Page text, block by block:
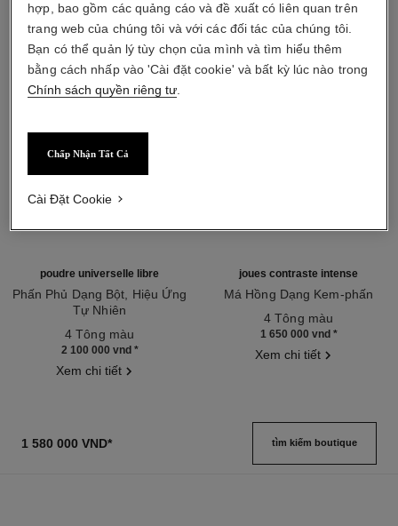
poudre universelle libre
Phấn Phủ Dạng Bột, Hiệu Ứng
Tự Nhiên
4 Tông màu
2 100 000 vnd *
Xem chi tiết
joues contraste intense
Má Hồng Dạng Kem-phấn
4 Tông màu
1 650 000 vnd *
Xem chi tiết
1 580 000 VND* tìm kiếm boutique
hợp, bao gồm các quảng cáo và đề xuất có liên quan trên
trang web của chúng tôi và với các đối tác của chúng tôi.
Bạn có thể quản lý tùy chọn của mình và tìm hiểu thêm
bằng cách nhấp vào 'Cài đặt cookie' và bất kỳ lúc nào trong
Chính sách quyền riêng tư
Chấp Nhận Tất Cả
Cài Đặt Cookie